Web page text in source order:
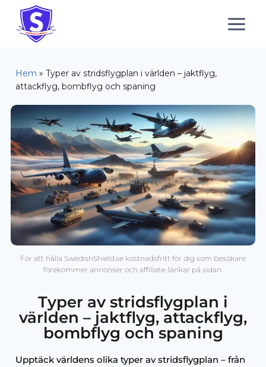
Hem »Typer av stridsflygplan i världen – jaktflyg,
attackflyg, bombflyg och spaning
För att hålla SwedishShield.se kostnadsfritt för dig som besökare
förekommer annonser och affiliate-länkar på sidan.
Typer av stridsflygplan i
världen – jaktflyg, attackflyg,
bombflyg och spaning
Upptäck världens olika typer av stridsflygplan – från